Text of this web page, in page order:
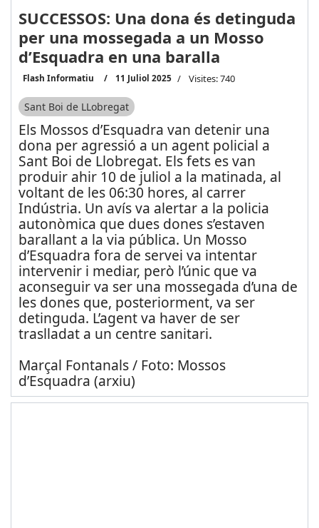
SUCCESSOS: Una dona és detinguda
per una mossegada a un Mosso
d’Esquadra en una baralla
Flash Informatiu 11 Juliol 2025 Visites: 740
Sant Boi de LLobregat
Els Mossos d’Esquadra van detenir una
dona per agressió a un agent policial a
Sant Boi de Llobregat. Els fets es van
produir ahir 10 de juliol a la matinada, al
voltant de les 06:30 hores, al carrer
Indústria. Un avís va alertar a la policia
autonòmica que dues dones s’estaven
barallant a la via pública. Un Mosso
d’Esquadra fora de servei va intentar
intervenir i mediar, però l’únic que va
aconseguir va ser una mossegada d’una de
les dones que, posteriorment, va ser
detinguda. L’agent va haver de ser
traslladat a un centre sanitari.
Marçal Fontanals / Foto: Mossos
d’Esquadra (arxiu)